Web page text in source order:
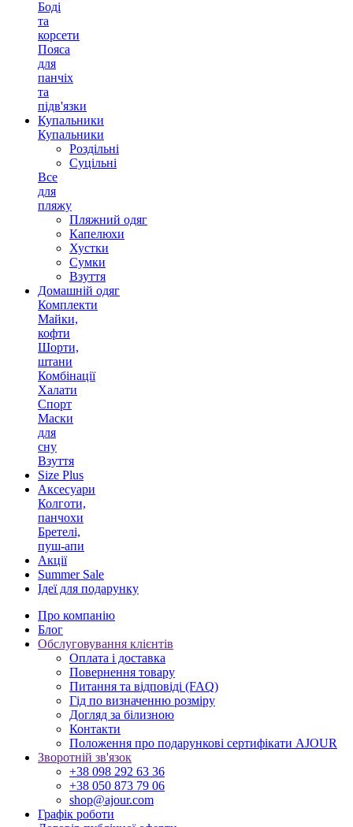
Боді
та
корсети
Пояса
для
панчіх
та
підв'язки
Купальники
Купальники
Роздільні
Суцільні
Все
для
пляжу
Пляжний одяг
Капелюхи
Хустки
Сумки
Взуття
Домашній одяг
Комплекти
Майки,
кофти
Шорти,
штани
Комбінації
Халати
Спорт
Маски
для
сну
Взуття
Size Plus
Аксесуари
Колготи,
панчохи
Бретелі,
пуш-апи
Акції
Summer Sale
Ідеї для подарунку
Про компанію
Блог
Обслуговування клієнтів
Оплата і доставка
Повернення товару
Питання та відповіді (FAQ)
Гід по визначенню розміру
Догляд за білизною
Контакти
Положення про подарункові сертифікати AJOUR
Зворотній зв'язок
+38 098 292 63 36
+38 050 873 79 06
shop@ajour.com
Графік роботи